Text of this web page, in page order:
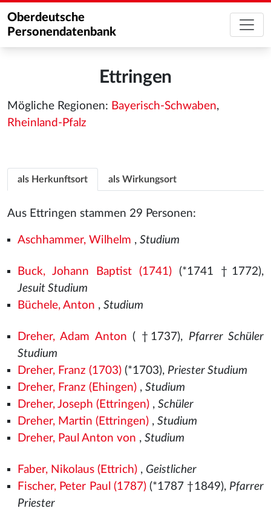
Oberdeutsche
Personendatenbank
Ettringen
Mögliche Regionen: Bayerisch-Schwaben,
Rheinland-Pfalz
als Herkunftsort als Wirkungsort
Aus Ettringen stammen 29 Personen:
Aschhammer, Wilhelm , Studium
Buck, Johann Baptist (1741)(*1741 †1772),
Jesuit Studium
Büchele, Anton , Studium
Dreher, Adam Anton ( †1737), Pfarrer Schüler
Studium
Dreher, Franz (1703)(*1703), Priester Studium
Dreher, Franz (Ehingen), Studium
Dreher, Joseph (Ettringen), Schüler
Dreher, Martin (Ettringen), Studium
Dreher, Paul Anton von , Studium
Faber, Nikolaus (Ettrich), Geistlicher
Fischer, Peter Paul (1787)(*1787 †1849), Pfarrer
Priester